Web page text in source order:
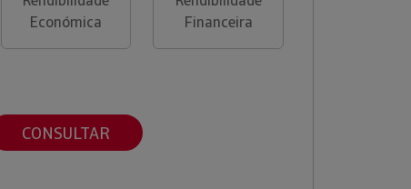
Económica
Financeira
CONSULTAR